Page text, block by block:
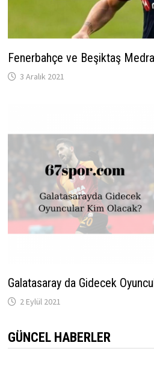
Fenerbahçe ve Beşiktaş
3 Aralık 2021
Galatasaray da Gidecek
2 Eylül 2021
GÜNCEL HABERLER